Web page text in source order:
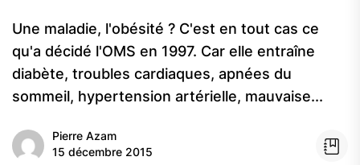
Une maladie, l'obésité ? C'est en tout cas ce
qu'a décidé l'OMS en 1997. Car elle entraîne
diabète, troubles cardiaques, apnées du
sommeil, hypertension artérielle, mauvaise...
Pierre Azam
15 décembre 2015